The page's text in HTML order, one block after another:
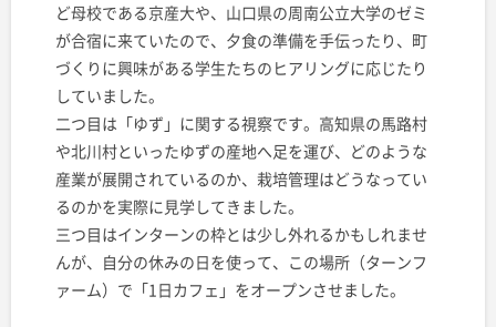
ど母校である京産大や、山口県の周南公立大学のゼミ
が合宿に来ていたので、夕食の準備を手伝ったり、町
づくりに興味がある学生たちのヒアリングに応じたり
していました。
二つ目は「ゆず」に関する視察です。高知県の馬路村
や北川村といったゆずの産地へ足を運び、どのような
産業が展開されているのか、栽培管理はどうなってい
るのかを実際に見学してきました。
三つ目はインターンの枠とは少し外れるかもしれませ
んが、自分の休みの日を使って、この場所（ターンフ
ァーム）で「1日カフェ」をオープンさせました。